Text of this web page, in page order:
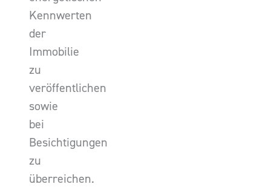
Kennwerten
der
Immobilie
zu
veröffentlichen
sowie
bei
Besichtigungen
zu
überreichen.